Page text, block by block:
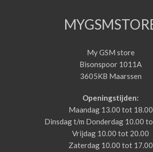
My GSM store
Bisonspoor 1011A
3605KB Maarssen
Openingstijden:
Maandag 13.00 tot 18.00
Dinsdag t/m Donderdag 10.00
Vrijdag 10.00 tot 20.00
Zaterdag 10.00 tot 17.00